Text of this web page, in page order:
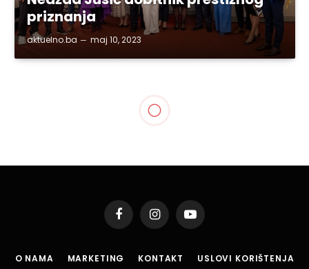
priznanja
aktuelno.ba maj 10, 2023
FacebookInstagramYouTube
O NAMA MARKETING KONTAKT USLOVI KORIŠTENJA